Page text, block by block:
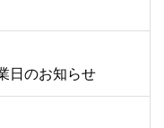
日のお知らせ